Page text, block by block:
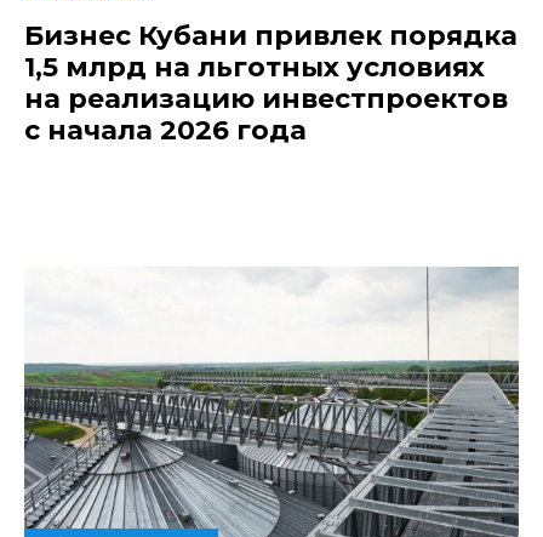
Бизнес Кубани привлек порядка
1,5 млрд на льготных условиях
на реализацию инвестпроектов
с начала 2026 года